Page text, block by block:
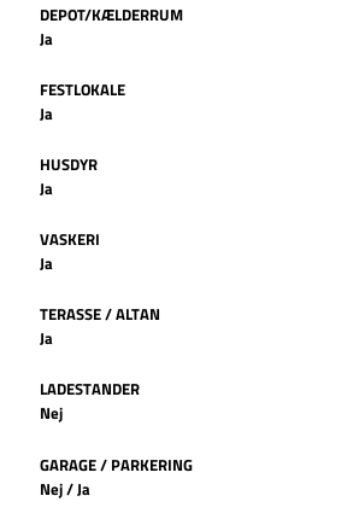
DEPOT/KÆLDERRUM
Ja
FESTLOKALE
Ja
HUSDYR
Ja
VASKERI
Ja
TERASSE / ALTAN
Ja
LADESTANDER
Nej
GARAGE / PARKERING
Nej / Ja